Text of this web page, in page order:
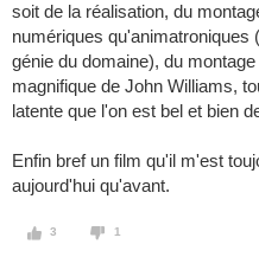
soit de la réalisation, du
numériques qu'animatroniques
génie du domaine), du
magnifique de John Williams,
latente que l'on est bel et bien
Enfin bref un film qu'il m'est
aujourd'hui qu'avant.
3 1